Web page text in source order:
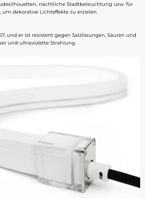
nächtliche Stadtbeleuchtung usw. für
dekorative Lichteffekte zu erzielen.
und er ist resistent gegen Salzlösungen, Säuren und
und ultraviolette Strahlung.